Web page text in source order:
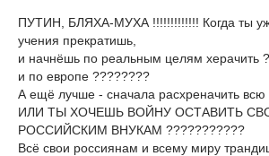
ПУТИН, БЛЯХА-МУХА !!!!!!!!!!!!! Когда ты
учения прекратишь,
и начнёшь по реальным целям херачить
и по европе ????????
А ещё лучше - сначала расхреначить
ИЛИ ТЫ ХОЧЕШЬ ВОЙНУ ОСТАВИТЬ
РОССИЙСКИМ ВНУКАМ ???????????
Всё свои россиянам и всему миру